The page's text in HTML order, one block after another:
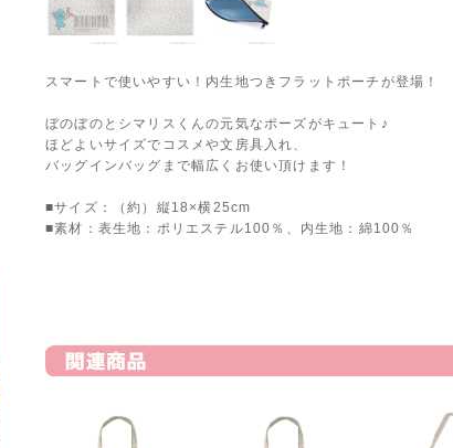
スマートで使いやすい！内生地つきフラットポーチが登場！
ぼのぼのとシマリスくんの元気なポーズがキュート♪
ほどよいサイズでコスメや文房具入れ、
バッグインバッグまで幅広くお使い頂けます！
■サイズ：（約）縦18×横25cm
■素材：表生地：ポリエステル100％、内生地：綿100％